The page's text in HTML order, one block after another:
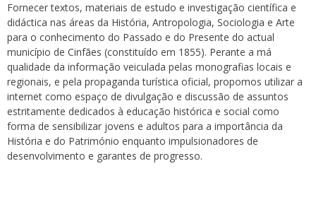
Fornecer textos, materiais de estudo e investigação científica e
didáctica nas áreas da História, Antropologia, Sociologia e Arte
para o conhecimento do Passado e do Presente do actual
município de Cinfães (constituído em 1855). Perante a má
qualidade da informação veiculada pelas monografias locais e
regionais, e pela propaganda turística oficial, propomos utilizar a
internet como espaço de divulgação e discussão de assuntos
estritamente dedicados à educação histórica e social como
forma de sensibilizar jovens e adultos para a importância da
História e do Património enquanto impulsionadores de
desenvolvimento e garantes de progresso.